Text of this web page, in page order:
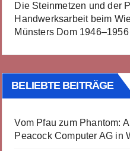
Die Steinmetzen und der
Handwerksarbeit beim
Münsters Dom 1946–1956
BELIEBTE BEITRÄGE
Vom Pfau zum Phantom:
Peacock Computer AG in